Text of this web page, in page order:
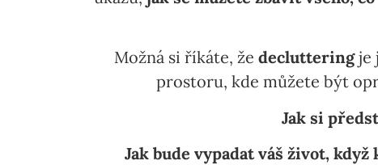
Možná si říkáte, že declutteringje
prostoru, kde můžete být
Jak si
Jak bude vypadat váš život,